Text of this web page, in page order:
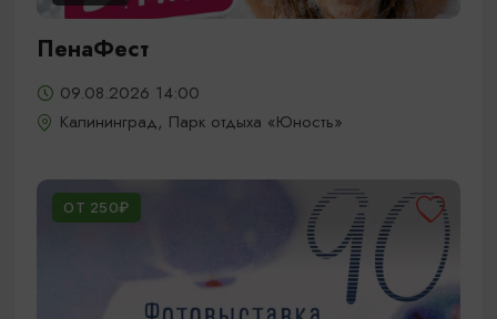
ПенаФест
09.08.2026 14:00
Калининград, Парк отдыха «Юность»
ОТ 250₽